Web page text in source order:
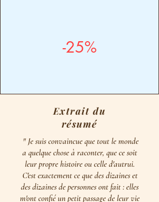
-25%
Extrait du
résumé
" Je suis convaincue que tout le monde
a quelque chose à raconter, que ce soit
leur propre histoire ou celle d'autrui.
C'est exactement ce que des dizaines et
des dizaines de personnes ont fait : elles
m'ont confié un petit passage de leur vie